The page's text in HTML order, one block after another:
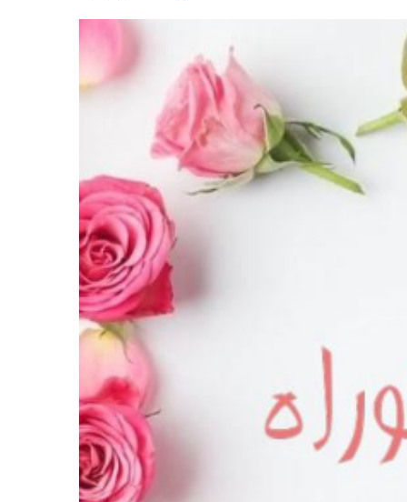
جانبي
المحاضرات الخاصةبالسداسي الثاني للسنة
الاول
19 سبتمبر 2023
محاضرات السداسي الاول للسنة